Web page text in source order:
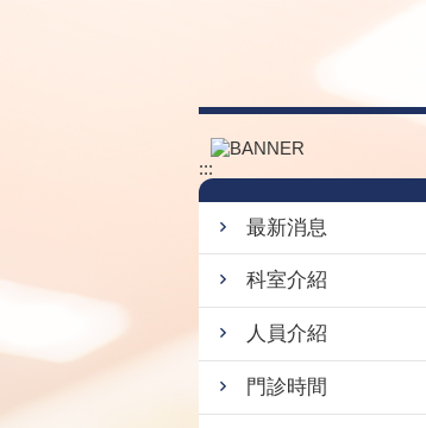
:::
最新消息
科室介紹
人員介紹
門診時間